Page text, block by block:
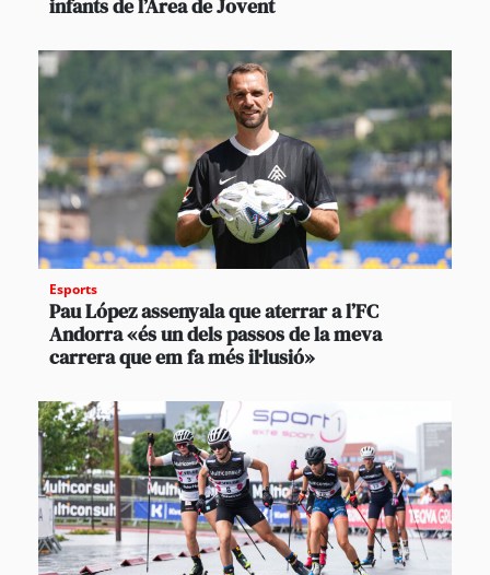
infants de l’Àrea de Jovent
Esports
Pau López assenyala que aterrar a l’FC
Andorra «és un dels passos de la meva
carrera que em fa més il·lusió»